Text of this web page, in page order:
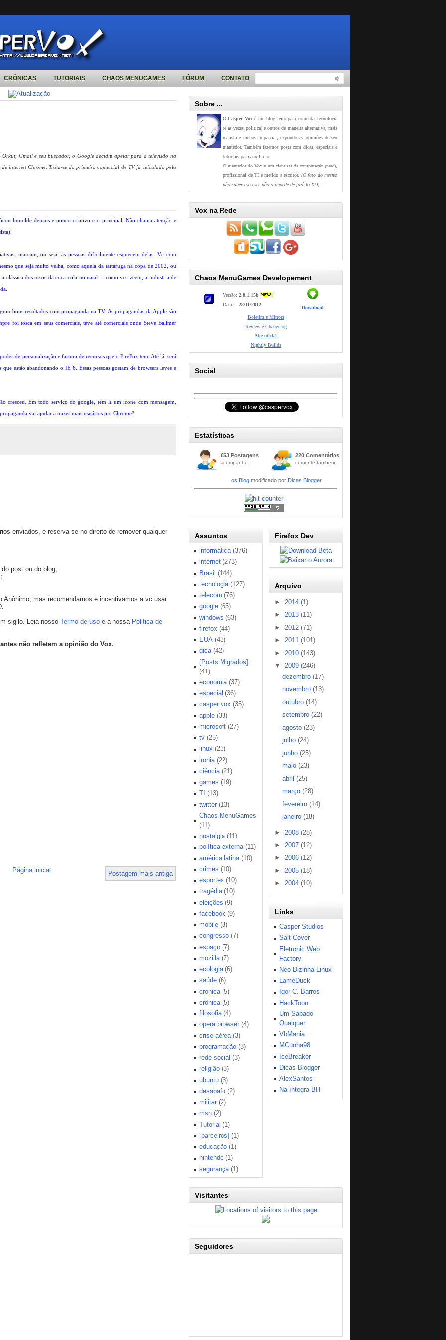
CRÔNICAS TUTORIAIS CHAOS MENUGAMES FÓRUM CONTATO
Orkut, Gmail e seu buscador, o Google decidiu apelar para a televisão na
internet Chrome. Trata-se do primeiro comercial de TV já veiculado pela
humilde demais e pouco criativo e o principal: Não chama atenção e
marcam, ou seja, as pessoas dificilmente esquecem delas. Vc com
que seja muito velha, como aquela da tartaruga na copa de 2002, ou
clássica dos ursos da coca-cola no natal ... como vcs veem, a industria de
bons resultados com propaganda na TV. As propagandas da Apple são
foi tosca em seus comerciais, teve até comerciais onde Steve Ballmer
de personalização e fartura de recursos que o FireFox tem. Até lá, será
estão abandonando o IE 6. Essas pessoas gostam de browsers leves e
cresceu. Em todo serviço do google, tem lá um icone com mensagem,
vai ajudar a trazer mais usuários pro Chrome?
enviados, e reserva-se no direito de remover qualquer
post ou do blog;
Anônimo, mas recomendamos e incentivamos a vc usar
sigilo. Leia nosso Termo de uso e a nossa Politica de
não refletem a opinião do Vox.
Postagem mais antiga
Página inicial
Sobre ...
OCasper Voxé um blog feito para comentar tecnologia
(e as vezes politica) e outros de maneira alternativa, mais
realista e menos imparcial, expondo as opiniões de seu
mantedor. Também fazemos posts com dicas, especiais e
tutoriais para auxilia-lo.
O mantedor do Vox é um cientista da computação (nerd),
profissional de TI e metido a escritor. (O fato do mesmo
não saber escrever não o impede de fazê-lo XD)
Vox na Rede
Chaos MenuGames Developement
Versão: 2.0.1.15b
Data:
28/11/2012
Download
Boletim e Mirrors
Review e Changelog
Site oficial
Nightly Builds
Social
Estatísticas
653 Postagens
acompanhe
220 Comentários
comente também
os Blogmodificado por Dicas Blogger
Assuntos
informática (376)
internet (273)
Brasil (144)
tecnologia (127)
telecom (76)
google (65)
windows (63)
firefox (44)
EUA (43)
dica (42)
[Posts Migrados]
(41)
economia (37)
especial (36)
casper vox (35)
apple (33)
microsoft (27)
tv (25)
linux (23)
ironia (22)
ciência (21)
games (19)
TI (13)
twitter (13)
Chaos MenuGames
(11)
nostalgia (11)
política externa (11)
américa latina (10)
crimes (10)
esportes (10)
tragédia (10)
eleições (9)
facebook (9)
mobile (8)
congresso (7)
espaço (7)
mozilla (7)
ecologia (6)
saúde (6)
cronica (5)
crônica (5)
filosofia (4)
opera browser (4)
crise aérea (3)
programação (3)
rede social (3)
religião (3)
ubuntu (3)
desabafo (2)
militar (2)
msn (2)
Tutorial (1)
[parceiros] (1)
educação (1)
nintendo (1)
segurança (1)
Firefox Dev
Arquivo
► 2014(1)
►2013(11)
► 2012(71)
►2011(101)
► 2010(143)
▼
2009(246)
dezembro (17)
novembro (13)
outubro (14)
setembro (22)
agosto (23)
julho (24)
junho (25)
maio (23)
abril (25)
março (28)
fevereiro (14)
janeiro (18)
►2008(28)
► 2007(12)
►2006(12)
► 2005(18)
►2004(10)
Links
Casper Studios
Salt Cover
Eletronic Web
Factory
Neo Dizinha Linux
LameDuck
Igor C. Barros
HackToon
Um Sabado
Qualquer
VbMania
MCunha98
IceBreaker
Dicas Blogger
AlexSantos
Na íntegra BH
Visitantes
Seguidores